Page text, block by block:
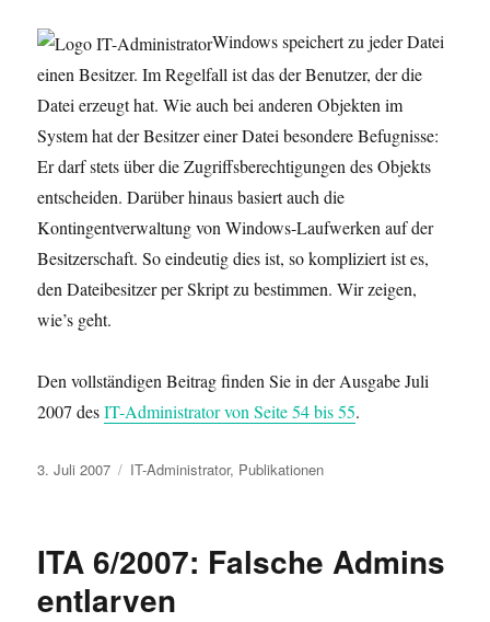
Windows speichert zu jeder Datei
einen Besitzer. Im Regelfall ist das der Benutzer, der die
Datei erzeugt hat. Wie auch bei anderen Objekten im
System hat der Besitzer einer Datei besondere Befugnisse:
Er darf stets über die Zugriffsberechtigungen des Objekts
entscheiden. Darüber hinaus basiert auch die
Kontingentverwaltung von Windows-Laufwerken auf der
Besitzerschaft. So eindeutig dies ist, so kompliziert ist es,
den Dateibesitzer per Skript zu bestimmen. Wir zeigen,
wie’s geht.
Den vollständigen Beitrag finden Sie in der Ausgabe Juli
2007 desIT-Administrator von Seite 54 bis 55.
Veröffentlicht
3. Juli 2007 Kategorien
IT-Administrator, Publikationen
ITA 6/2007: Falsche Admins
entlarven